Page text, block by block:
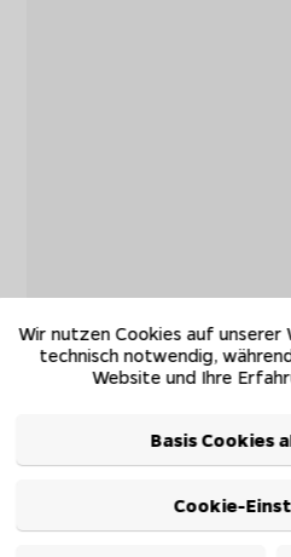
Wir nutzen Cookies auf unserer
technisch notwendig,
Website und Ihre
Basis Cookies
Cookie-